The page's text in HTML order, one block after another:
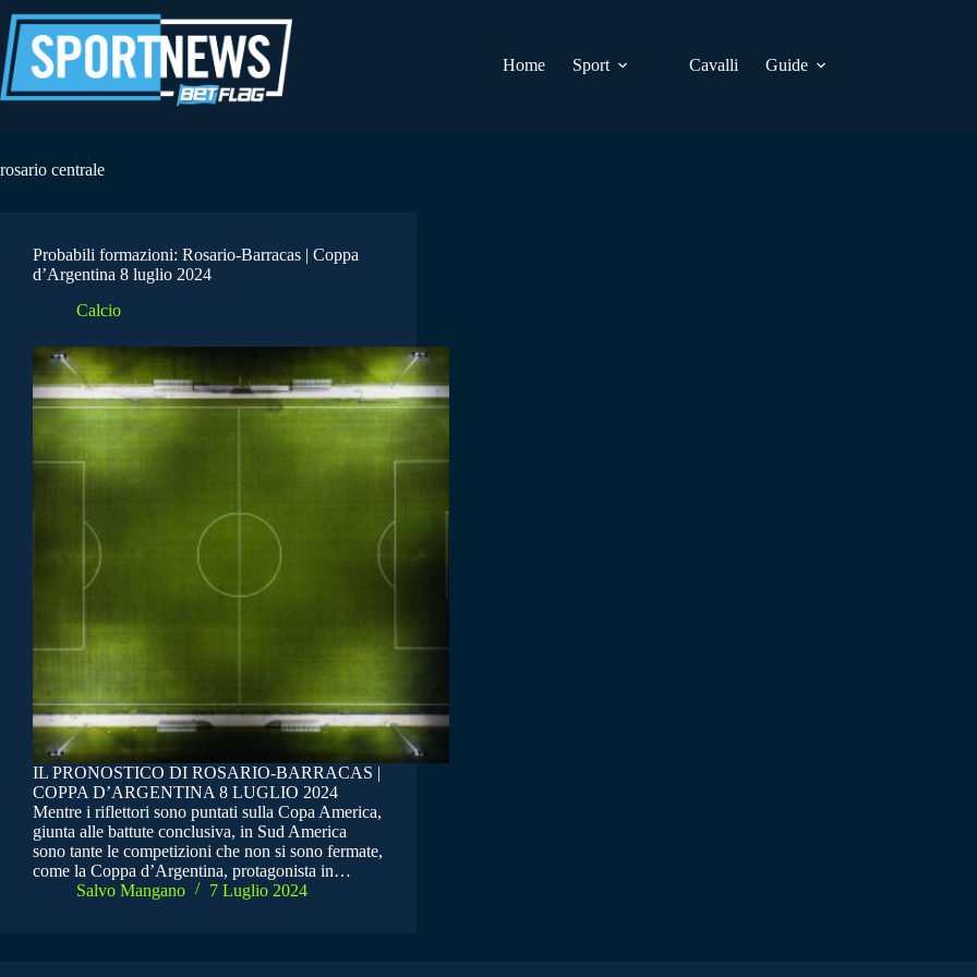
al
contenuto
Home
Sport Cavalli Guide
rosario centrale
Probabili formazioni: Rosario-Barracas | Coppa
d’Argentina 8 luglio 2024
Calcio
IL PRONOSTICO DI ROSARIO-BARRACAS |
COPPA D’ARGENTINA 8 LUGLIO 2024
Mentre i riflettori sono puntati sulla Copa America,
giunta alle battute conclusiva, in Sud America
sono tante le competizioni che non si sono fermate,
come la Coppa d’Argentina, protagonista in…
Salvo Mangano
7 Luglio 2024